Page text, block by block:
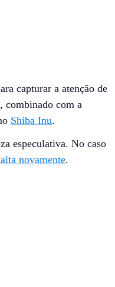
capturar a atenção de
combinado com a
Shiba Inu.
especulativa. No caso
novamente.